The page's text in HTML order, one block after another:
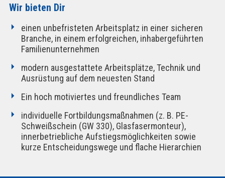
Wir bieten Dir
einen unbefristeten Arbeitsplatz in einer sicheren
Branche, in einem erfolgreichen, inhabergeführten
Familienunternehmen
modern ausgestattete Arbeitsplätze, Technik und
Ausrüstung auf dem neuesten Stand
Ein hoch motiviertes und freundliches Team
individuelle Fortbildungsmaßnahmen (z. B. PE-
Schweißschein (GW 330), Glasfasermonteur),
innerbetriebliche Aufstiegsmöglichkeiten sowie
kurze Entscheidungswege und flache Hierarchien